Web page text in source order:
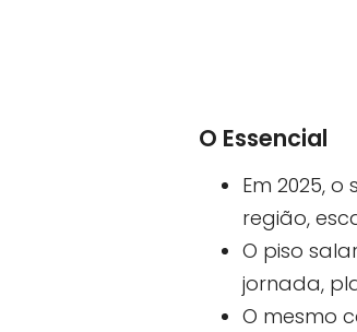
O Essencial
Em 2025,
região,
O piso
jornada,
O mesmo